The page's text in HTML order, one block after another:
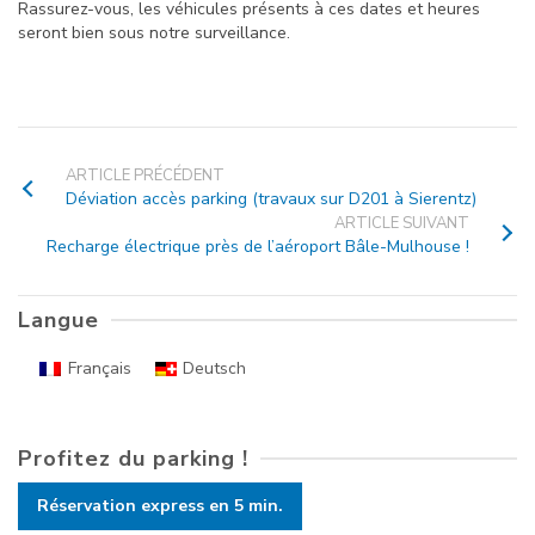
Rassurez-vous, les véhicules présents à ces dates et heures
seront bien sous notre surveillance.
ARTICLE PRÉCÉDENT
Déviation accès parking (travaux sur D201 à Sierentz)
ARTICLE SUIVANT
Recharge électrique près de l’aéroport Bâle-Mulhouse !
Langue
Français Deutsch
Profitez du parking !
Réservation express en 5 min.